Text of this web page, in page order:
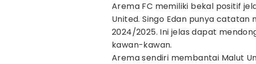
Arema FC memiliki bekal positif
United. Singo Edan punya catatan
2024/2025. Ini jelas dapat
kawan-kawan.
Arema sendiri membantai Malut